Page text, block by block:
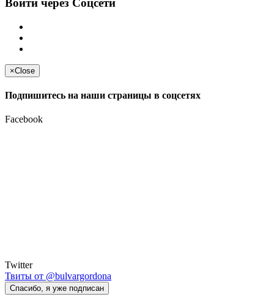
Войти через Соцсети
×Close
Подпишитесь на наши страницы в соцсетях
Facebook
Twitter
Твиты от @bulvargordona
Спасибо, я уже подписан